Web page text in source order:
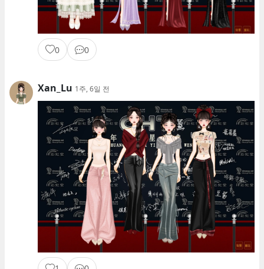
0 0
Xan_Lu 1주, 6일 전